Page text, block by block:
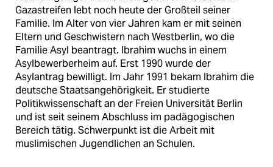
Gazastreifen lebt noch heute der Großteil seiner
Familie. Im Alter von vier Jahren kam er mit seinen
Eltern und Geschwistern nach Westberlin, wo die
Familie Asyl beantragt. Ibrahim wuchs in einem
Asylbewerberheim auf. Erst 1990 wurde der
Asylantrag bewilligt. Im Jahr 1991 bekam Ibrahim die
deutsche Staatsangehörigkeit. Er studierte
Politikwissenschaft an der Freien Universität Berlin
und ist seit seinem Abschluss im padägogischen
Bereich tätig. Schwerpunkt ist die Arbeit mit
muslimischen Jugendlichen an Schulen.